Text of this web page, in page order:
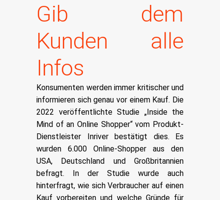
Gib dem
Kunden alle
Infos
Konsumenten werden immer kritischer und
informieren sich genau vor einem Kauf. Die
2022 veröffentlichte Studie „Inside the
Mind of an Online Shopper“ vom Produkt-
Dienstleister Inriverbestätigt dies. Es
wurden 6.000 Online-Shopper aus den
USA, Deutschland und Großbritannien
befragt. In der Studie wurde auch
hinterfragt, wie sich Verbraucher auf einen
Kauf vorbereiten und welche Gründe für